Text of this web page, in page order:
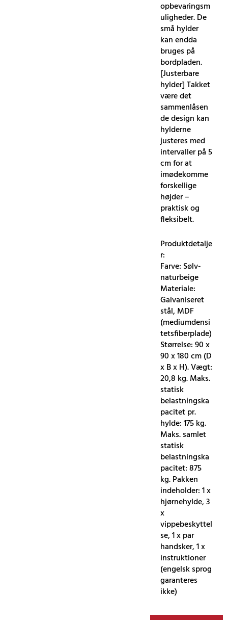
opbevaringsm
uligheder. De
små hylder
kan endda
bruges på
bordpladen.
[Justerbare
hylder] Takket
være det
sammenlåsen
de design kan
hylderne
justeres med
intervaller på 5
cm for at
imødekomme
forskellige
højder –
praktisk og
fleksibelt.
Produktdetalje
r:
Farve: Sølv-
naturbeige
Materiale:
Galvaniseret
stål, MDF
(mediumdensi
tetsfiberplade)
Størrelse: 90 x
90 x 180 cm (D
x B x H). Vægt:
20,8 kg. Maks.
statisk
belastningska
pacitet pr.
hylde: 175 kg.
Maks. samlet
statisk
belastningska
pacitet: 875
kg. Pakken
indeholder: 1 x
hjørnehylde, 3
x
vippebeskyttel
se, 1 x par
handsker, 1 x
instruktioner
(engelsk sprog
garanteres
ikke)